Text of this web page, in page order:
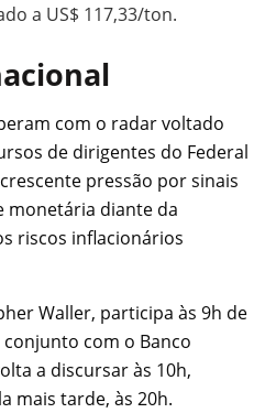
a US$ 117,33/ton.
com o radar voltado
de dirigentes do Federal
pressão por sinais
monetária diante da
riscos inflacionários
Waller, participa às 9h de
com o Banco
a discursar às 10h,
mais tarde, às 20h.